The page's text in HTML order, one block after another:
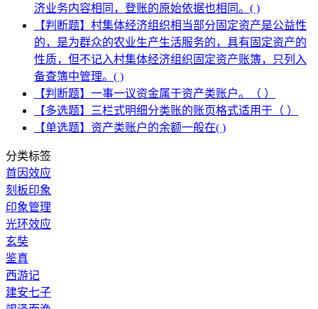
济业务内容相同，登账的原始依据也相同。( )
【判断题】村集体经济组织相当部分固定资产是公益性
的，是为群众的农业生产生活服务的，具有固定资产的
性质，但不记入村集体经济组织固定资产账簿，只列入
备查簿中管理。( )
【判断题】一事一议资金属于资产类账户。（ ）
【多选题】三栏式明细分类账的账页格式适用于（ ）
【单选题】资产类账户的余额一般在( )
分类标签
首因效应
刻板印象
印象管理
光环效应
玄奘
鉴真
西游记
建安七子